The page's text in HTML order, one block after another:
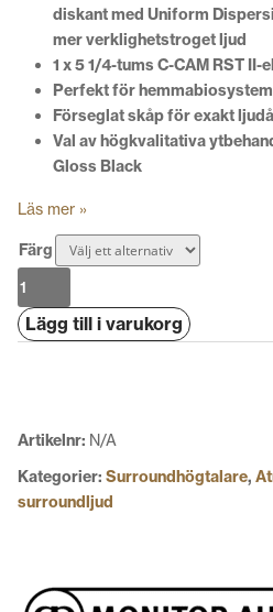
diskant med Uniform
mer verklighetstroget ljud
1 x 5 1/4-tums C-CAM RST
Perfekt för
Förseglat skåp för exakt
Val av högkvalitativa
Gloss Black
Läs mer »
Färg
Monitor
Audio
Silver
7G
Lägg till i varukorg
Artikelnr: N/A
Kategorier: Surroundhögtalare,
surroundljud